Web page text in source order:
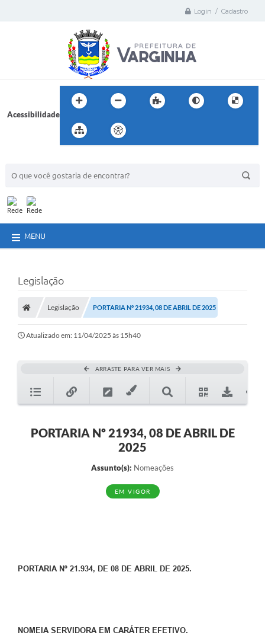
Login / Cadastro
Acessibilidade
MENU
Legislação
Legislação PORTARIA Nº 21934, 08 DE ABRIL DE 2025
Atualizado em: 11/04/2025 às 15h40
ARRASTE PARA VER MAIS
PORTARIA Nº 21934, 08 DE ABRIL DE
2025
Assunto(s): Nomeações
EM VIGOR
PORTARIA Nº 21.934, DE 08 DE ABRIL DE 2025.
NOMEIA SERVIDORA EM CARÁTER EFETIVO.